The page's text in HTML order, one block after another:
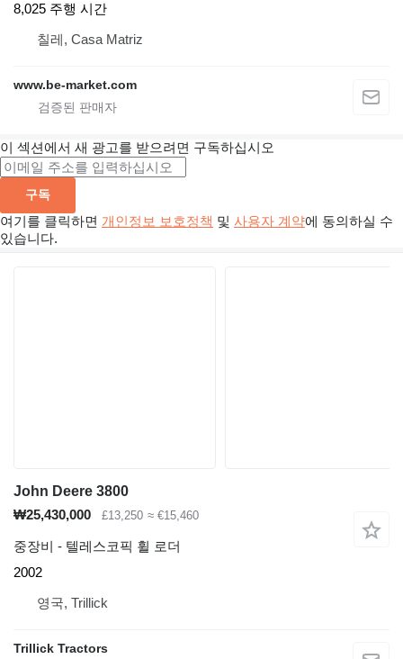
8,025 주행 시간
칠레, Casa Matriz
www.be-market.com
이 섹션에서 새 광고를 받으려면 구독하십시오
구독
여기를 클릭하면 개인정보 보호정책 및 사용자 계약에 동의하실 수
있습니다.
John Deere 3800
₩25,430,000
£13,250 ≈ €15,460
중장비 - 텔레스코픽 휠 로더
2002
영국, Trillick
Trillick Tractors